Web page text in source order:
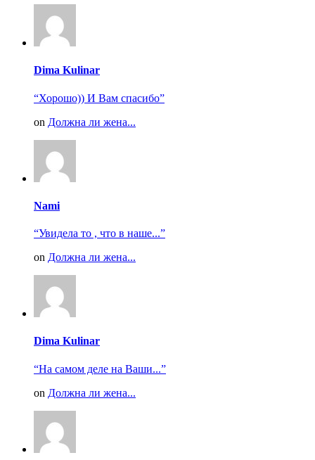
Dima Kulinar
“Хорошо)) И Вам спасибо”
on Должна ли жена...
Nami
“Увидела то , что в наше...”
on Должна ли жена...
Dima Kulinar
“На самом деле на Ваши...”
on Должна ли жена...